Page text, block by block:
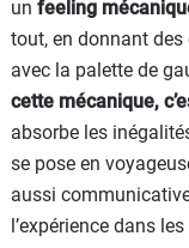
un feeling
tout, en donnant
avec la palette de
cette mécanique,
absorbe les
se pose en
aussi
l’expérience dans